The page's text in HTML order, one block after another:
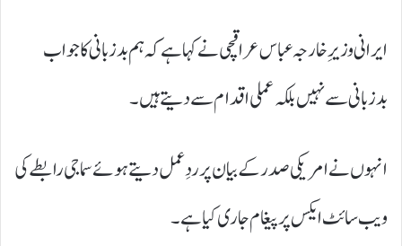
ایرانی وزیرِ خارجہ عباس عراقچی نے کہا ہے کہ ہم بدزبانی کا جواب
بدزبانی سے نہیں بلکہ عملی اقدام سے دیتے ہیں۔
انہوں نے امریکی صدر کے بیان پر ردِعمل دیتے ہوئے سماجی رابطے کی
ویب سائٹ ایکس پر پیغام جاری کیا ہے۔